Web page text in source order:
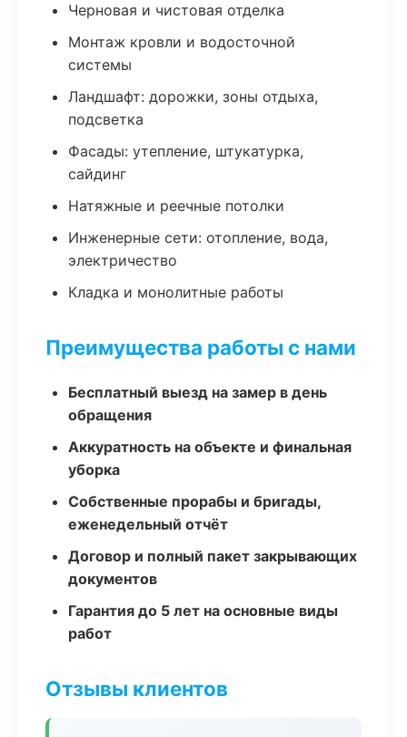
Черновая и чистовая отделка
Монтаж кровли и водосточной
системы
Ландшафт: дорожки, зоны отдыха,
подсветка
Фасады: утепление, штукатурка,
сайдинг
Натяжные и реечные потолки
Инженерные сети: отопление, вода,
электричество
Кладка и монолитные работы
Преимущества работы с нами
Бесплатный выезд на замер в день
обращения
Аккуратность на объекте и финальная
уборка
Собственные прорабы и бригады,
еженедельный отчёт
Договор и полный пакет закрывающих
документов
Гарантия до 5 лет на основные виды
работ
Отзывы клиентов